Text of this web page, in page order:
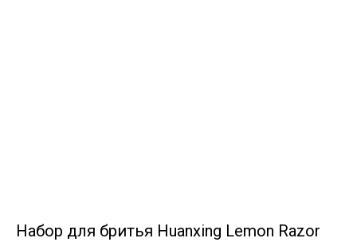
Набор для бритья Huanxing Lemon Razor